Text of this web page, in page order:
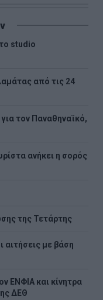
studio
από τις 24
τον Παναθηναϊκό,
ανήκει η σορός
της Τετάρτης
αιτήσεις με βάση
ΕΝΦΙΑ και κίνητρα
ΔΕΘ